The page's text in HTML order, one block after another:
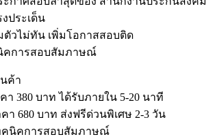
ประเด็น
วไม่ทัน เพิ่มโอกาสสอบติด
คการสอบสัมภาษณ์
ค้า
า 380 บาท ได้รับภายใน 5-20 นาที
า 680 บาท ส่งฟรีด่วนพิเศษ 2-3 วัน
คนิคการสอบสัมภาษณ์